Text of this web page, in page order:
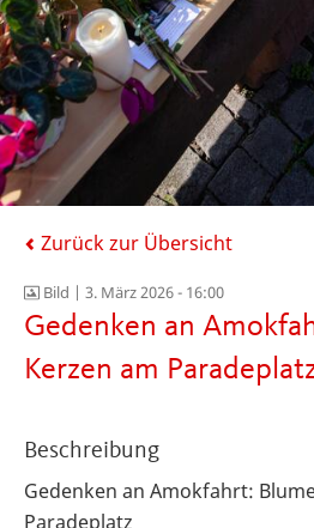
Zurück zur Übersicht
Bild | 3. März 2026 - 16:00
Gedenken an
Kerzen am
Beschreibung
Gedenken an Amokfahrt:
Paradeplatz